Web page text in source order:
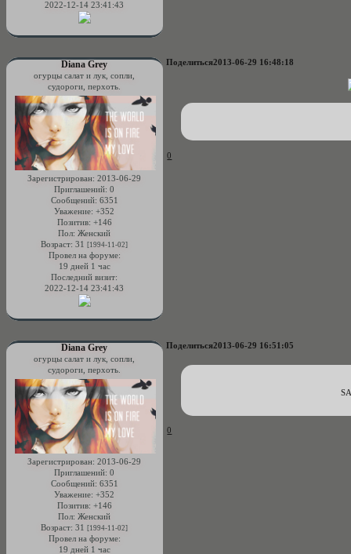
2022-12-14 23:41:43
Поделиться2013-06-29 16:48:18
Diana Grey
огурцы салат и лук, сопли,
судороги, перхоть.
Зарегистрирован: 2013-06-29
Приглашений: 0
Сообщений: 6351
Уважение: +352
Позитив: +146
Пол: Женский
Возраст: 31[1994-11-02]
Провел на форуме:
19 дней 1 час
Последний визит:
2022-12-14 23:41:43
0
Поделиться2013-06-29 16:51:05
Diana Grey
огурцы салат и лук, сопли,
судороги, перхоть.
Зарегистрирован: 2013-06-29
Приглашений: 0
Сообщений: 6351
Уважение: +352
Позитив: +146
Пол: Женский
Возраст: 31[1994-11-02]
Провел на форуме:
19 дней 1 час
0